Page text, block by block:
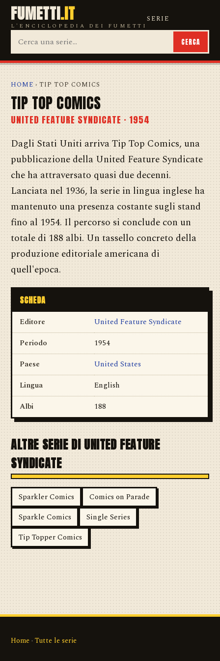
FUMETTI.IT
L'ENCICLOPEDIA DEI FUMETTI
SERIE
CERCA
HOME › TIP TOP COMICS
TIP TOP COMICS
UNITED FEATURE SYNDICATE · 1954
Dagli Stati Uniti arriva Tip Top Comics, una
pubblicazione della United Feature Syndicate
che ha attraversato quasi due decenni.
Lanciata nel 1936, la serie in lingua inglese ha
mantenuto una presenza costante sugli stand
fino al 1954. Il percorso si conclude con un
totale di 188 albi. Un tassello concreto della
produzione editoriale americana di
quell'epoca.
SCHEDA
Editore
United Feature Syndicate
Periodo
1954
Paese
United States
Lingua
English
Albi
188
ALTRE SERIE DI UNITED FEATURE
SYNDICATE
Sparkler Comics
Comics on Parade
Sparkle Comics
Single Series
Tip Topper Comics
Home · Tutte le serie